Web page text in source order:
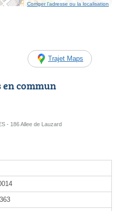
Corriger l’adresse ou la localisation
Trajet Maps
commun
- 186 Allee de Lauzard